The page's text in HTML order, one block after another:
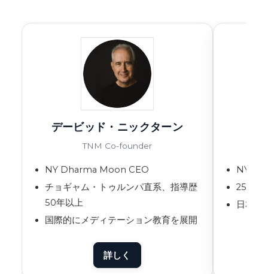
デービッド・ニックターン
TNM Co-founder
NY Dharma Moon CEO
チョギャム・トゥルンパ直系、指導歴
50年以上
国際的にメディテーション教育を展開
詳しく
NY
25年以
日本語